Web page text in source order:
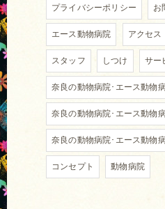
プライバシーポリシー
お
エース動物病院
アクセス
スタッフ
しつけ
サー
奈良の動物病院･エース動物
奈良の動物病院･エース動物
奈良の動物病院･エース動物
コンセプト
動物病院